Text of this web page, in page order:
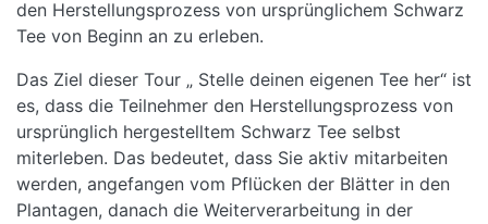
den Herstellungsprozess von ursprünglichem Schwarz
Tee von Beginn an zu erleben.
Das Ziel dieser Tour „ Stelle deinen eigenen Tee her“ ist
es, dass die Teilnehmer den Herstellungsprozess von
ursprünglich hergestelltem Schwarz Tee selbst
miterleben. Das bedeutet, dass Sie aktiv mitarbeiten
werden, angefangen vom Pflücken der Blätter in den
Plantagen, danach die Weiterverarbeitung in der